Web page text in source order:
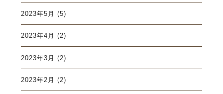
2023年5月 (5)
2023年4月 (2)
2023年3月 (2)
2023年2月 (2)